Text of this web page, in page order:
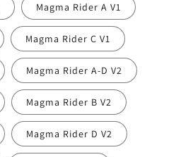
Magma Rider A V1
Magma Rider C V1
Magma Rider A-D V2
Magma Rider B V2
Magma Rider D V2